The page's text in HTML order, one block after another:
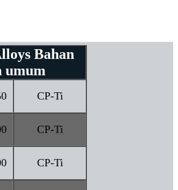
Bahan
umum
CP-Ti
CP-Ti
CP-Ti